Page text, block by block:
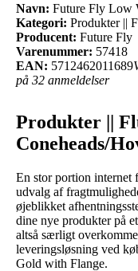
Navn: Future Fly Low
Kategori: Produkter ||
Producent: Future Fly
Varenummer: 57418
EAN: 5712462011689
på 32 anmeldelser
Produkter ||
Coneheads/
En stor portion internet
udvalg af
øjeblikket
dine nye produkter på
altså særligt
leveringsløsning ved
Gold with Flange.